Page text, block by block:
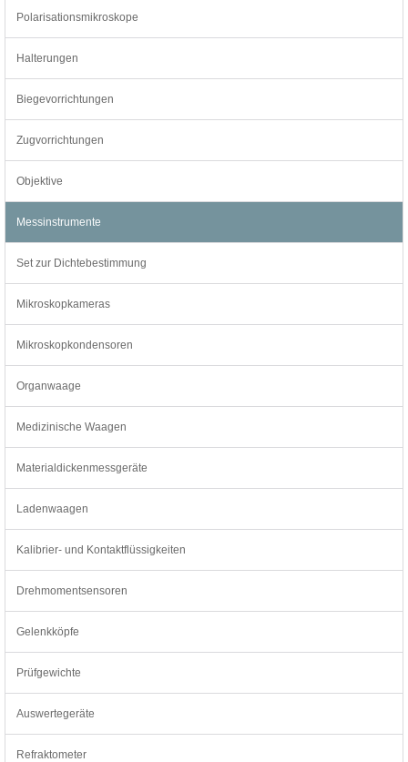
Polarisationsmikroskope
Halterungen
Biegevorrichtungen
Zugvorrichtungen
Objektive
Messinstrumente
Set zur Dichtebestimmung
Mikroskopkameras
Mikroskopkondensoren
Organwaage
Medizinische Waagen
Materialdickenmessgeräte
Ladenwaagen
Kalibrier- und Kontaktflüssigkeiten
Drehmomentsensoren
Gelenkköpfe
Prüfgewichte
Auswertegeräte
Refraktometer